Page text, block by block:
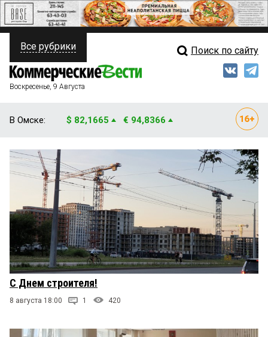
ПОЛИТИКА
ФИНАНСЫ
ОБЩЕСТВО
ЗАКОН
НОВОСТИ КОМПАНИЙ
ПРОИСШЕСТВИЯ
СТИЛЬ ЖИЗНИ
Свежий выпуск
Рейтинги
Блоги
Архив
Все рубрики Поиск по сайту
Воскресенье, 9 Августа
В Омске: $ 82,1665 € 94,8366
С Днем строителя!
8 августа 18:00 1 420